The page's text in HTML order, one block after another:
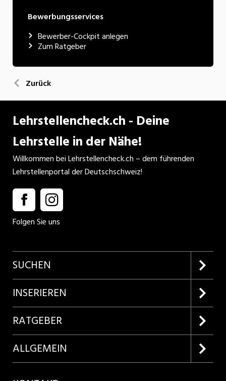
Bewerbungsservices
Bewerber-Cockpit anlegen
Zum Ratgeber
Zurück
Lehrstellencheck.ch - Deine
Lehrstelle in der Nähe!
Willkommen bei Lehrstellencheck.ch – dem führenden
Lehrstellenportal der Deutschschweiz!
Folgen Sie uns
SUCHEN
Firmenprofile entdecken
Lehrstellen suchen
INSERIEREN
Kundenlogin
Inserieren
Produkte
RATGEBER
Lehrberufe entdecken
ALLGEMEIN